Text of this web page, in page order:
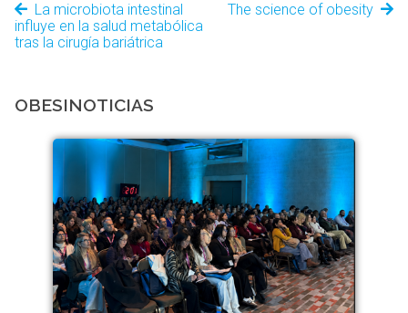
La microbiota intestinal
influye en la salud metabólica
tras la cirugía bariátrica
The science of obesity
OBESINOTICIAS